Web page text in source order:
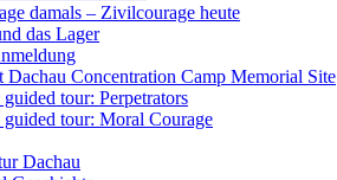
damals – Zivilcourage heute
das Lager
Dachau Concentration Camp Memorial Site
tour: Perpetrators
guided tour: Moral Courage
Dachau